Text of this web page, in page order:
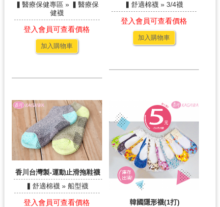
▍醫療保健專區 » ▍醫療保
健襪
登入會員可查看價格
加入購物車
▍舒適棉襪 » 3/4襪
登入會員可查看價格
加入購物車
香川台灣製-運動止滑拖鞋襪
▍舒適棉襪 » 船型襪
登入會員可查看價格
韓國隱形襪(1打)